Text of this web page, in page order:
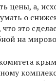
цены, а,
о
это
на